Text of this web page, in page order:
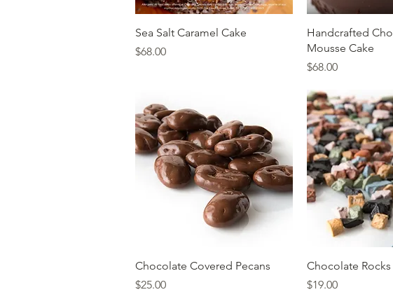
त्वरित दृश्य
Sea Salt Caramel Cake
मूल्य
$68.00
त्वरित
Handcrafted
Mousse Cake
मूल्य
$68.00
त्वरित दृश्य
Chocolate Covered Pecans
मूल्य
$25.00
त्वरित
Chocolate Rocks
मूल्य
$19.00